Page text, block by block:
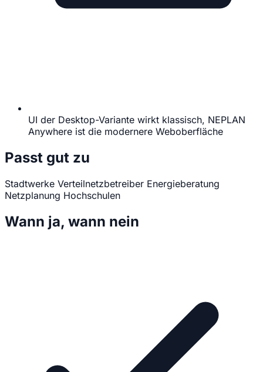
UI der Desktop-Variante wirkt klassisch, NEPLAN
Anywhere ist die modernere Weboberfläche
Passt gut zu
Stadtwerke Verteilnetzbetreiber Energieberatung
Netzplanung Hochschulen
Wann ja, wann nein